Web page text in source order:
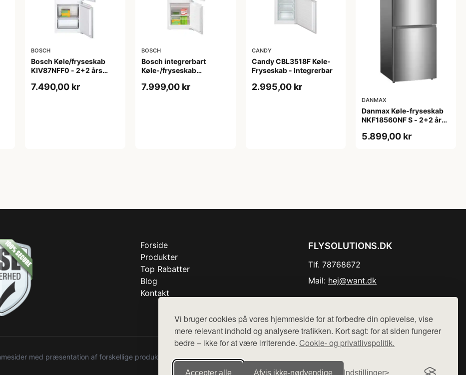
Vi bruger cookies på vores hjemmeside for at forbedre din oplevelse, vise
mere relevant indhold og analysere trafikken. Kort sagt: for at siden fungerer
bedre – ikke for at være irriterende. Cookie- og privatlivspolitik.
Accepter alle Afvis ikke‑nødvendige Indstillinger
BOSCH
Bosch Køle/fryseskab
KIV87NFF0 - 2+2 års
7.490,00 kr
BOSCH
Bosch integrerbart
Køle-/fryseskab
garanti
7.999,00 kr
CANDY
Candy CBL3518F Køle-
Fryseskab - Integrerbar
2.995,00 kr
DANMAX
Danmax Køle-fryseskab
NKF18560NF S - 2+2 års
5.899,00 kr
Forside
Produkter
Top Rabatter
Blog
Kontakt
FLYSOLUTIONS.DK
Tlf. 78768672
Mail: hej@want.dk
med præsentation af forskellige produkter fra diverse webshops. Der sælges ikke varer fra denne side - vi henviser til de shops,